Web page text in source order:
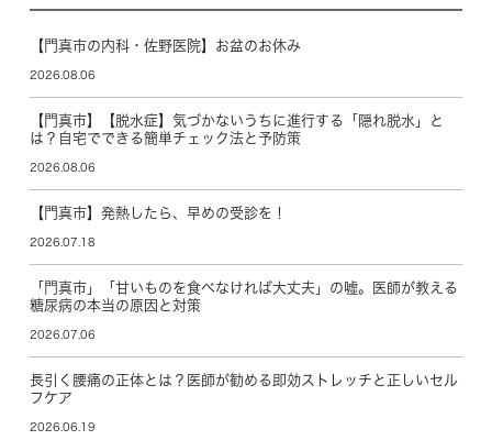
【門真市の内科・佐野医院】お盆のお休み
2026.08.06
【門真市】【脱水症】気づかないうちに進行する「隠れ脱水」と
は？自宅でできる簡単チェック法と予防策
2026.08.06
【門真市】発熱したら、早めの受診を！
2026.07.18
「門真市」「甘いものを食べなければ大丈夫」の嘘。医師が教える
糖尿病の本当の原因と対策
2026.07.06
長引く腰痛の正体とは？医師が勧める即効ストレッチと正しいセル
フケア
2026.06.19